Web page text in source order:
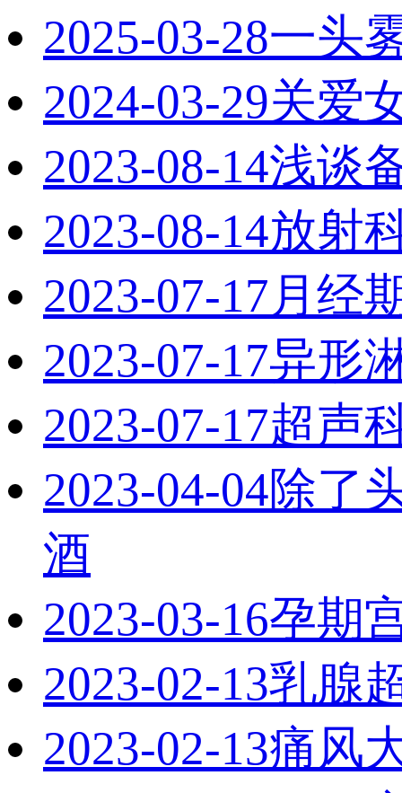
2025-03-28一头
2024-03-29关爱
2023-08-14浅谈
2023-08-14放射
2023-07-17月经
2023-07-17异形
2023-07-17超声
2023-04-04除了
酒
2023-03-16孕期
2023-02-13乳腺
2023-02-13痛风